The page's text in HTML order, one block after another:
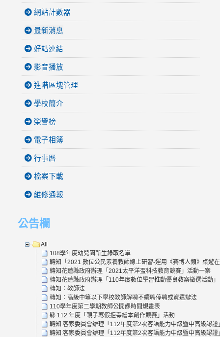
網站計數器
最新消息
好站連結
影音播放
進階區塊管理
學校簡介
榮譽榜
電子相簿
行事曆
檔案下載
維修通報
公告欄
All
108學年度幼兒園新生錄取名單
轉知「2021 數位公民素養教師線上研習-運用《賽博人類》桌遊
轉知花蓮縣政府辦理「2021太平洋盃科技教育競賽」活動一案
轉知花蓮縣政府辦理「110年度數位學習推動優良教案徵選活動」
轉知：教師法
轉知：高級中等以下學校教師解聘不續聘停聘或資遣辦法
110學年度第二學期教師公開課時間規畫表
縣 112 年度「親子寒假拒毒繪本創作競賽」活動
轉知:客家委員會辦理「112年度第2次客語能力中級暨中高級認
轉知:客家委員會辦理「112年度第2次客語能力中級暨中高級認